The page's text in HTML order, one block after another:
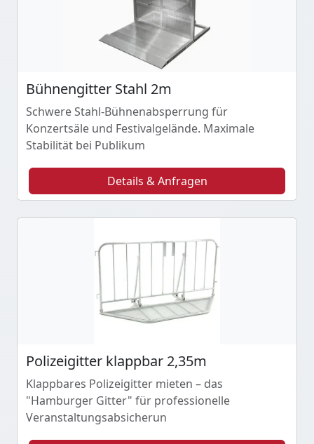
Bühnengitter Stahl 2m
Schwere Stahl-Bühnenabsperrung für
Konzertsäle und Festivalgelände. Maximale
Stabilität bei Publikum
Details & Anfragen
Polizeigitter klappbar 2,35m
Klappbares Polizeigitter mieten – das
"Hamburger Gitter" für professionelle
Veranstaltungsabsicherun